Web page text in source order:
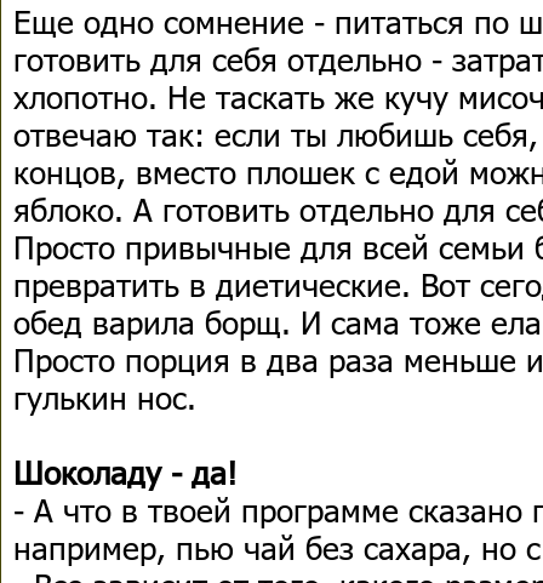
Еще одно сомнение - питаться по
готовить для себя отдельно -
хлопотно. Не таскать же кучу
отвечаю так: если ты любишь
концов, вместо плошек с едой
яблоко. А готовить отдельно для
Просто привычные для всей
превратить в диетические. Вот
обед варила борщ. И сама тоже
Просто порция в два раза меньше
гулькин нос.
Шоколаду - да!
- А что в твоей программе сказано
например, пью чай без сахара, но